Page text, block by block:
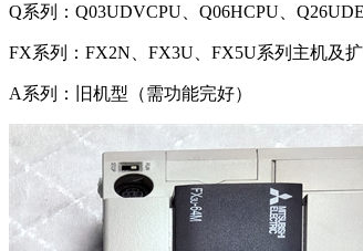
‌Q系列‌：Q03UDVCPU、Q06HCPU、
‌FX系列‌：FX2N、FX3U、FX5U系列主机及
A系列‌：旧机型（需功能完好）